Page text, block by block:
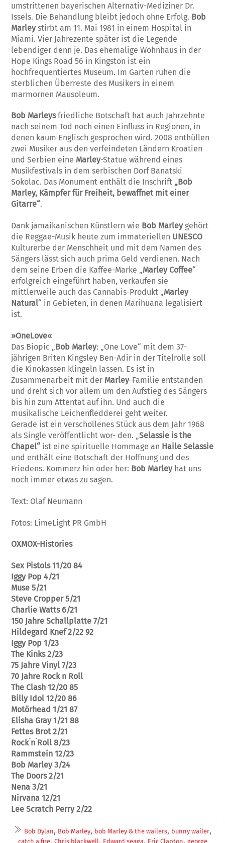
umstrittenen bayerischen Alternativ-Mediziner Dr.
Issels. Die Behandlung bleibt jedoch ohne Erfolg. Bob
Marleystirbt am 11. Mai 1981 in einem Hospital in
Miami. Vier Jahrezente später ist die Legende
lebendiger denn je. Das ehemalige Wohnhaus in der
Hope Kings Road 56 in Kingston ist ein
hochfrequentiertes Museum. Im Garten ruhen die
sterblichen Überreste des Musikers in einem
marmornen Mausoleum.
Bob Marleysfriedliche Botschaft hat auch Jahrzehnte
nach seinem Tod noch einen Einfluss in Regionen, in
denen kaum Englisch gesprochen wird. 2008 enthüllen
zwei Musiker aus den verfeindeten Ländern Kroatien
und Serbien eine Marley-Statue während eines
Musikfestivals in dem serbischen Dorf Banatski
Sokolac. Das Monument enthält die Inschrift „Bob
Marley, Kämpfer für Freiheit, bewaffnet mit einer
Gitarre“.
Dank jamaikanischen Künstlern wie Bob Marleygehört
die Reggae-Musik heute zum immateriellen UNESCO
Kulturerbe der Menschheit und mit dem Namen des
Sängers lässt sich auch prima Geld verdienen. Nach
dem seine Erben die Kaffee-Marke „Marley Coffee“
erfolgreich eingeführt haben, verkaufen sie
mittlerweile auch das Cannabis-Produkt „Marley
Natural“ in Gebieten, in denen Marihuana legalisiert
ist.
»OneLove«
Das Biopic „Bob Marley: „One Love“ mit dem 37-
jährigen Briten Kingsley Ben-Adir in der Titelrolle soll
die Kinokassen klingeln lassen. Es ist in
Zusammenarbeit mit der Marley-Familie entstanden
und dreht sich vor allem um den Aufstieg des Sängers
bis hin zum Attentat auf ihn. Und auch die
musikalische Leichenfledderei geht weiter.
Gerade ist ein verschollenes Stück aus dem Jahr 1968
als Single veröffentlicht wor- den. „Selassie is the
Chapel“ ist eine spirituelle Hommage an Haile Selassie
und enthält eine Botschaft der Hoffnung und des
Friedens. Kommerz hin oder her: Bob Marleyhat uns
noch immer etwas zu sagen.
Text: Olaf Neumann
Fotos: LimeLight PR GmbH
OXMOX-Histories
Sex Pistols 11/20 84
Iggy Pop 4/21
Muse 5/21
Steve Cropper 5/21
Charlie Watts 6/21
150 Jahre Schallplatte 7/21
Hildegard Knef 2/22 92
Iggy Pop 1/23
The Kinks 2/23
75 Jahre Vinyl 7/23
70 Jahre Rock n Roll
The Clash 12/20 85
Billy Idol 12/20 86
Motörhead 1/21 87
Elisha Gray 1/21 88
Fettes Brot 2/21
Rock ́n ́Roll 8/23
Rammstein 12/23
Bob Marley 3/24
The Doors 2/21
Nena 3/21
Nirvana 12/21
Lee Scratch Perry 2/22
Bob Dylan, Bob Marley, bob Marley & the wailers, bunny wailer,
catch a fire, Chris blackwell , Edward seaga, Eric Clapton, george